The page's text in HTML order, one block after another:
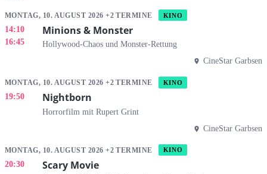
MONTAG, 10. AUGUST 2026 +2 TERMINE KINO
14:10
16:45
Minions & Monster
Hollywood-Chaos und Monster-Rettung
CineStar Garbsen
MONTAG, 10. AUGUST 2026 +2 TERMINE KINO
19:50 Nightborn
Horrorfilm mit Rupert Grint
CineStar Garbsen
MONTAG, 10. AUGUST 2026 +2 TERMINE KINO
20:30 Scary Movie